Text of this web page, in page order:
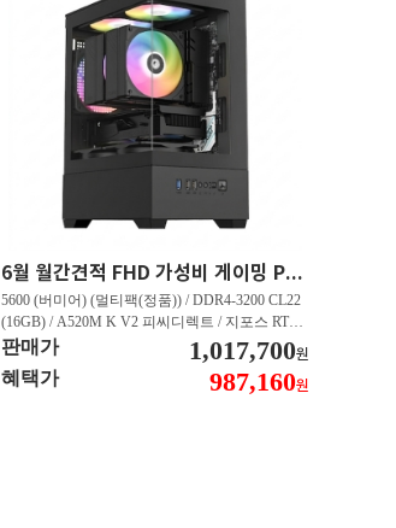
6월 월간견적 FHD 가성비 게이밍 PC 5600 RTX 3050 GY509
5600 (버미어) (멀티팩(정품)) / DDR4-3200 CL22
(16GB) / A520M K V2 피씨디렉트 / 지포스 RTX
3050 STORM X D6 6GB 이엠텍 / CN600 M.2 NV
Me 디앤디컴 (512GB)
판매가 1,017,700원
혜택가 987,160원